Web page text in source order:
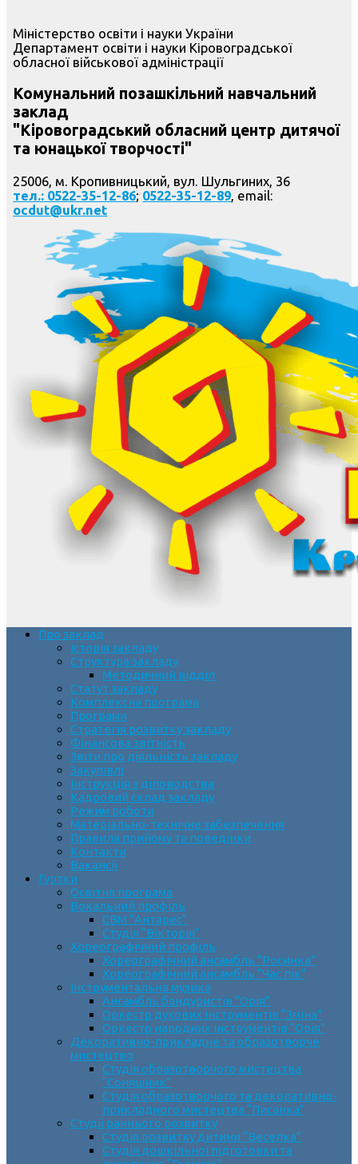
Міністерство освіти і науки України
Департамент освіти і науки Кіровоградської
обласної військової адміністрації
Комунальний позашкільний навчальний
заклад
"Кіровоградський обласний центр дитячої
та юнацької творчості"
25006, м. Кропивницький, вул. Шульгиних, 36
тел.: 0522-35-12-86; 0522-35-12-89, email:
ocdut@ukr.net
Про заклад
Історія закладу
Структура закладу
Методичний відділ
Статут закладу
Комплексна програма
Програми
Стратегія розвитку закладу
Фінансова звітність
Звіти про діяльність закладу
Закупівлі
Інструкція з діловодства
Кадровий склад закладу
Режим роботи
Матеріально-технічне забезпечення
Правила прийому та поведінки
Контакти
Вакансії
Гуртки
Освітня програма
Вокальний профіль
СВМ “Антарес”
Студія “Вікторія”
Хореографічний профіль
Хореографічний ансамбль “Росинка”
Хореографічний ансамбль “Час пік”
Інструментальна музика
Ансамбль бандуристів “Орія”
Оркестр духових інструментів “Зміна”
Оркестр народних інструментів “Орія”
Декоративно-прикладне та образотворче
мистецтво
Cтудія образотворчого мистецтва
“Соняшник”
Студія образотворчого та декоративно-
прикладного мистецтва “Писанка”
Студії раннього розвитку
Студія розвитку дитини “Веселка”
Студія дошкільної підготовки та